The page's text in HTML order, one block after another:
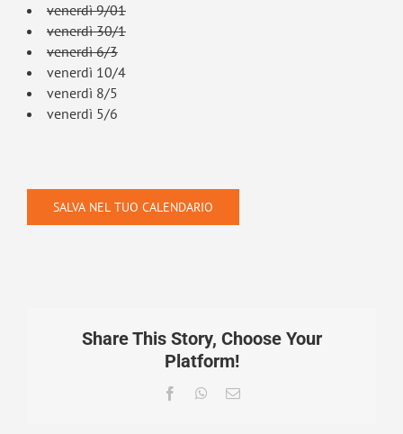
venerdì 9/01
venerdì 30/1
venerdì 6/3
venerdì 10/4
venerdì 8/5
venerdì 5/6
SALVA NEL TUO CALENDARIO
Share This Story, Choose Your
Platform!
FacebookWhatsApp
Email